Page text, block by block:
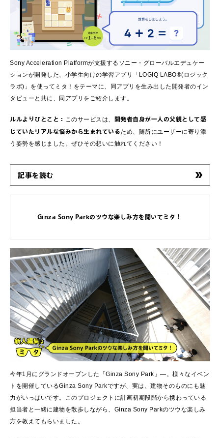
Sony Acceleration Platformが支援するソニー・グローバルエデュケー
ションが開発した、小学生向けの学習アプリ「LOGIQ LABO®(ロジック
ラボ)」を使ってミタ！をテーマに、同アプリを生み出した開発者のイン
タビューと共に、同アプリをご紹介します。
ルルよりひとこと： このサービスは、 開発者自身が一人の父親として感
じていたリアルな悩みから生まれているため、随所にユーザーに寄り添
う姿勢を感じました。ぜひその想いに触れてください！
記事を読む
Ginza Sony Parkのツウな楽しみ方を聞いてミタ！
今年1月にグランドオープンした「Ginza Sony Park」―。様々なイベン
トを開催しているGinza Sony Parkですが、実は、建物そのものにも魅
力がいっぱいです。このプロジェクトに計画初期段階から携わっている
担当者と一緒に建物を散歩しながら、Ginza Sony Parkのツウな楽しみ
方を教えてもらいました。